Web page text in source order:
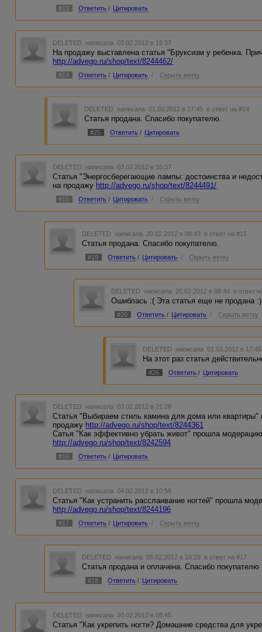
#13 Ответить / Цитировать
DELETED написала 03.02.2012 в 16:37
На продажу выставлена статья "Бруксизм у ребенка.
http://advego.ru/shop/text/8244462/
#14 Ответить / Цитировать / Скрыть ветку
DELETED написала 01.03.2012 в 17:45 в ответ на #14
Статья продана. Спасибо покупателю.
#25 Ответить / Цитировать
DELETED написала 03.02.2012 в 16:37
Статья "Энергосберегающие лампы: достоинства и
на продажу http://advego.ru/shop/text/8244491/
#15 Ответить / Цитировать / Скрыть ветку
DELETED написала 20.02.2012 в 08:43 в ответ на #15
Статья продана. Спасибо покупателю.
#19 Ответить / Цитировать / Скрыть ветку
DELETED написала 20.02.2012 в 08:44 в ответ
Ошиблась :( Эта статья еще не продана :)
#20 Ответить / Цитировать / Скрыть ветку
DELETED написала 01.03.2012 в
На этот раз статья
#26 Ответить / Цитировать
DELETED написала 03.02.2012 в 21:28
Статья "Выбираем стиль камина для дома или
продажу http://advego.ru/shop/text/8244361
Сатья "Как эффективно убрать живот" прошла
http://advego.ru/shop/text/8242594
#16 Ответить / Цитировать
DELETED написала 04.02.2012 в 10:56
Статья "Как устранить расслаивание ногтей" прошла
http://advego.ru/shop/text/8244196
#17 Ответить / Цитировать / Скрыть ветку
DELETED написала 05.02.2012 в 16:29 в ответ на #17
Статья продана и оплачена. Спасибо покупателю
#18 Ответить / Цитировать
DELETED написала 20.02.2012 в 08:45
Статья "Как укрепить ногти? Домашние средства для